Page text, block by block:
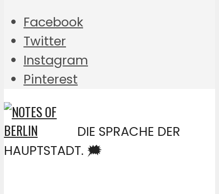
Facebook
Twitter
Instagram
Pinterest
DIE SPRACHE DER
HAUPTSTADT. 🗯️